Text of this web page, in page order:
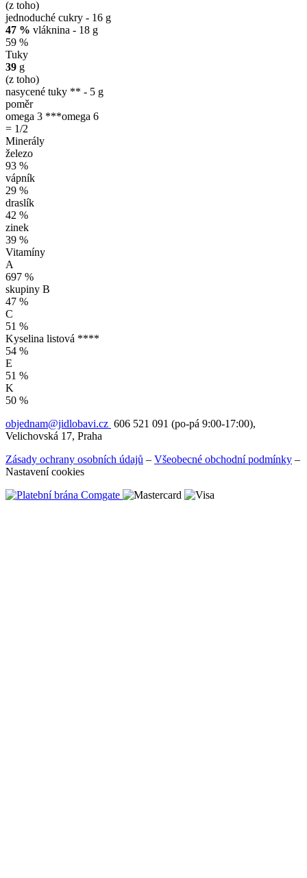
(z toho)
jednoduché cukry - 16 g
47 % vláknina - 18 g
59 %
Tuky
39 g
(z toho)
nasycené tuky ** - 5 g
poměr
omega 3 ***omega 6
= 1/2
Minerály
železo
93 %
vápník
29 %
draslík
42 %
zinek
39 %
Vitamíny
A
697 %
skupiny B
47 %
C
51 %
Kyselina listová ****
54 %
E
51 %
K
50 %
objednam@jidlobavi.cz 606 521 091 (po-pá 9:00-17:00),
Velichovská 17, Praha
Zásady ochrany osobních údajů – Všeobecné obchodní podmínky –
Nastavení cookies